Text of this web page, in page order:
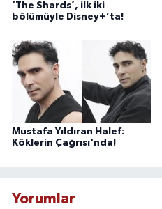
‘The Shards’, ilk iki
bölümüyle Disney+’ta!
Mustafa Yıldıran Halef:
Köklerin Çağrısı'nda!
Yorumlar